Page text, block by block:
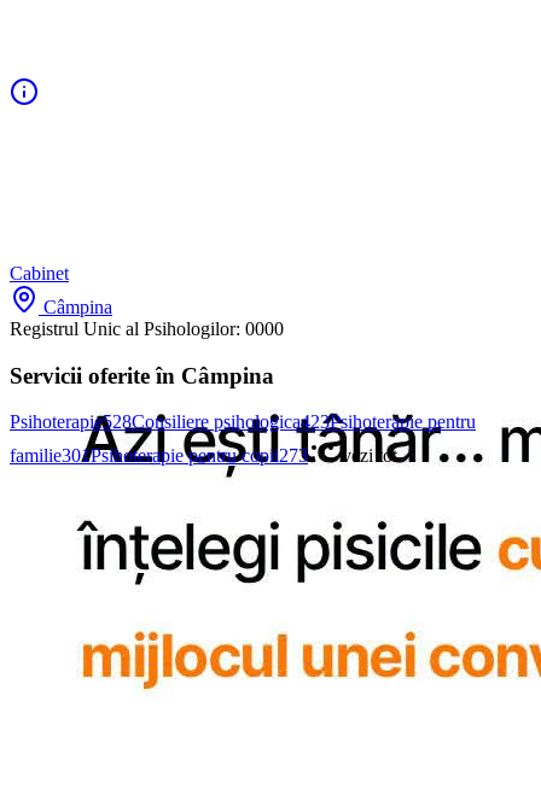
Cabinet
Câmpina
Registrul Unic al Psihologilor: 0000
Servicii oferite în Câmpina
Psihoterapie528Consiliere psihologica423Psihoterapie pentru
familie301Psihoterapie pentru copii273 vezi tot